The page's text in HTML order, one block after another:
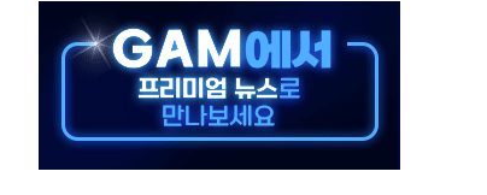
…페르세우스 유성우 관측
이상 폭우…호우경보 발효
온열질환 여부 조사
전 집중 편성…체감온도 38도 넘으면 중단